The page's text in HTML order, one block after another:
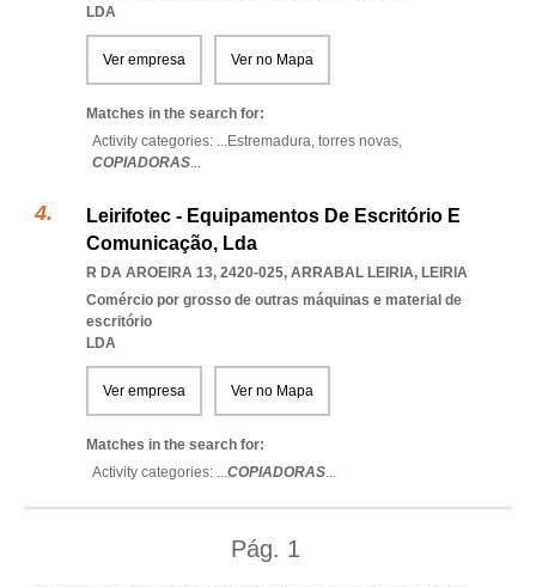
LDA
Ver empresa Ver no Mapa
Matches in the search for:
Activity categories: ...Estremadura, torres novas,
COPIADORAS...
Leirifotec - Equipamentos De Escritório E
Comunicação, Lda
R DA AROEIRA 13, 2420-025, ARRABAL LEIRIA, LEIRIA
Comércio por grosso de outras máquinas e material de
escritório
LDA
Ver empresa Ver no Mapa
Matches in the search for:
Activity categories: ...COPIADORAS...
Pág. 1